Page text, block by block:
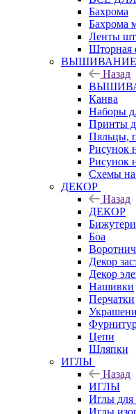
Бахрома
Бахрома
Ленты
Шторная
ВЫШИВАНИЕ
Назад
Канва
Наборы
Принты
Пяльцы,
Рисунок
Рисунок
Схемы на
ДЕКОР
Назад
ДЕКОР
Боа
Декор
Декор
Нашивки
Перчатки
Цепи
Шляпки
ИГЛЫ
Назад
ИГЛЫ
Иглы для
Иглы